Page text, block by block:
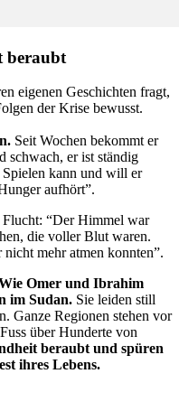
beraubt
eigenen Geschichten fragt,
der Krise bewusst.
Seit Wochen bekommt er
schwach, er ist ständig
kann und will er
aufhört”.
Flucht: “Der Himmel war
die voller Blut waren.
mehr atmen konnten”.
Omer und Ibrahim
im Sudan. Sie leiden still
Ganze Regionen stehen vor
über Hunderte von
beraubt und spüren
ihres Lebens.